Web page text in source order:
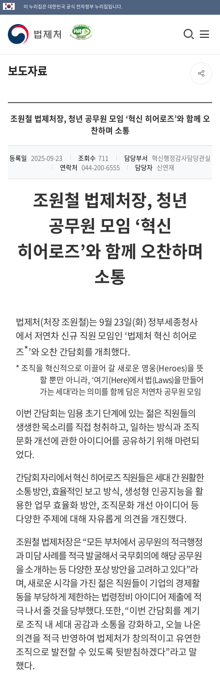
이 누리집은 대한민국 공식 전자정부 누리집입니다.
법
제
처
고
모
기
보도자료 SNS
유
기
조원철 법제처장, 청년 공무원 모임 ‘혁신 히어로즈’와 함께 오
찬하며 소통
등록일 2025-09-23 조회수 711 담당부서 혁신행정감사담당관실
연락처 044-200-6555 담당자 신연재
조원철 법제처장,청년
공무원 모임 ‘혁신
히어로즈’와 함께 오찬하며
소통
법제처(처장 조원철)는9월23일(화)정부세종청사
에서 저연차 신규 직원 모임인 ‘법제처 혁신 히어로
즈*’와 오찬 간담회를 개최했다.
*조직을 혁신적으로 이끌어 갈 새로운 영웅(Heroes)을 뜻
할 뿐만 아니라, ‘여기(Here)에서 법(Laws)을 만들어
가는 세대’라는 의미를 함께 담은 저연차 공무원 모임
이번 간담회는 임용 초기 단계에 있는 젊은 직원들의
생생한 목소리를 직접 청취하고, 일하는 방식과 조직
문화 개선에 관한 아이디어를 공유하기 위해 마련되
었다.
간담회 자리에서 혁신 히어로즈 직원들은 세대 간 원활한
소통 방안,효율적인 보고 방식, 생성형 인공지능을 활
용한 업무 효율화 방안, 조직문화 개선 아이디어 등
다양한 주제에 대해 자유롭게 의견을 개진했다.
조원철 법제처장은“모든 부처에서 공무원의 적극행정
과 미담 사례를 적극 발굴해서 국무회의에 해당 공무원
을 소개하는 등 다양한 포상 방안을 고려하고있다”라
며,새로운 시각을 가진 젊은 직원들이 기업의 경제활
동을 부당하게제한하는 법령정비 아이디어 제출에 적
극 나서 줄 것을 당부했다.또한,“이번 간담회를 계기
로 조직 내 세대 공감과 소통을 강화하고, 오늘 나온
의견을 적극 반영하여 법제처가 창의적이고 유연한
조직으로 발전할 수 있도록 뒷받침하겠다”라고 말
했다.